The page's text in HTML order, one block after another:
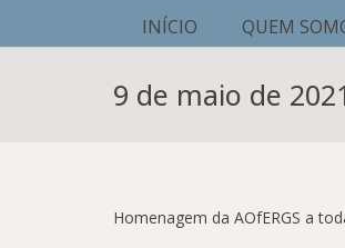
INÍCIO QUEM
9 de maio de
Homenagem da AOfERGS a